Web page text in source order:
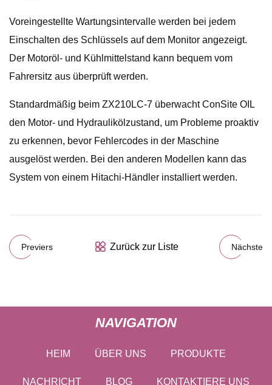
Voreingestellte Wartungsintervalle werden bei jedem
Einschalten des Schlüssels auf dem Monitor angezeigt.
Der Motoröl- und Kühlmittelstand kann bequem vom
Fahrersitz aus überprüft werden.
Standardmäßig beim ZX210LC-7 überwacht ConSite OIL
den Motor- und Hydraulikölzustand, um Probleme proaktiv
zu erkennen, bevor Fehlercodes in der Maschine
ausgelöst werden. Bei den anderen Modellen kann das
System von einem Hitachi-Händler installiert werden.
Previers Zurück zur Liste Nächste
NAVIGATION
HEIM ÜBER UNS PRODUKTE
NACHRICHT BLOG KONTAKTIERE UNS